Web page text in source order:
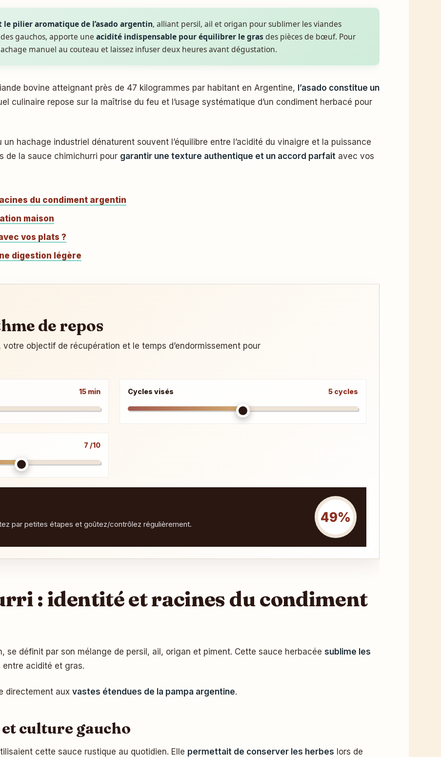
pilier aromatique de l’asado argentin, alliant persil, ail et origan pour sublimer les viandes
gauchos, apporte une acidité indispensable pour équilibrer le gras des pièces de bœuf. Pour
manuel au couteau et laissez infuser deux heures avant dégustation.
bovine atteignant près de 47 kilogrammes par habitant en Argentine, l’asado constitue un
culinaire repose sur la maîtrise du feu et l’usage systématique d’un condiment herbacé pour
hachage industriel dénaturent souvent l’équilibre entre l’acidité du vinaigre et la puissance
de la sauce chimichurri pour garantir une texture authentique et un accord parfait avec vos
du condiment argentin
maison
vos plats ?
digestion légère
de repos
objectif de récupération et le temps d’endormissement pour
15 min Cycles visés 5 cycles
7 /10
par petites étapes et goûtez/contrôlez régulièrement. 49%
: identité et racines du condiment
se définit par son mélange de persil, ail, origan et piment. Cette sauce herbacée sublime les
entre acidité et gras.
directement aux vastes étendues de la pampa argentine.
culture gaucho
cette sauce rustique au quotidien. Elle permettait de conserver les herbes lors de